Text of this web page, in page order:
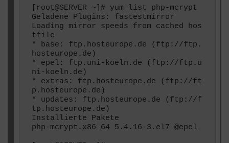
[root@SERVER ~]# yum list php-mcrypt
Geladene Plugins: fastestmirror
Loading mirror speeds from cached hos
tfile
* base: ftp.hosteurope.de (ftp://ftp.
hosteurope.de)
* epel: ftp.uni-koeln.de (ftp://ftp.u
ni-koeln.de)
* extras: ftp.hosteurope.de (ftp://ft
p.hosteurope.de)
* updates: ftp.hosteurope.de (ftp://f
tp.hosteurope.de)
Installierte Pakete
php-mcrypt.x86_64 5.4.16-3.el7 @epel